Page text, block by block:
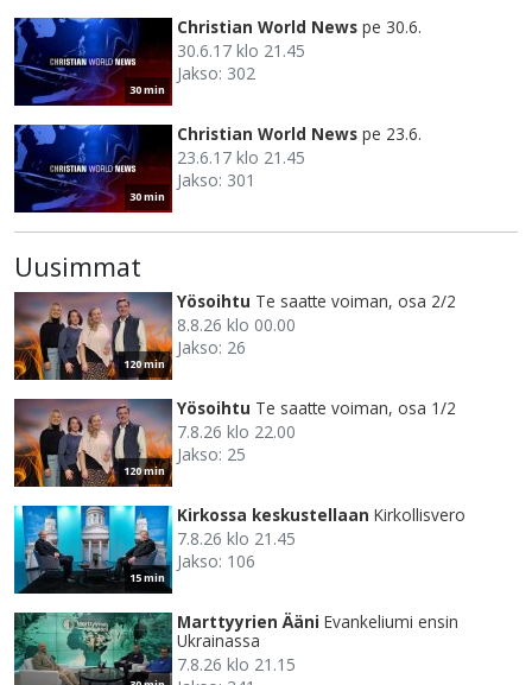
30 min
Christian World News pe 30.6.
30.6.17 klo 21.45
Jakso: 302
30 min
Christian World News pe 23.6.
23.6.17 klo 21.45
Jakso: 301
Uusimmat
120 min
Yösoihtu Te saatte voiman, osa 2/2
8.8.26 klo 00.00
Jakso: 26
120 min
Yösoihtu Te saatte voiman, osa 1/2
7.8.26 klo 22.00
Jakso: 25
15 min
Kirkossa keskustellaan Kirkollisvero
7.8.26 klo 21.45
Jakso: 106
Marttyyrien Ääni Evankeliumi ensin
Ukrainassa
7.8.26 klo 21.15